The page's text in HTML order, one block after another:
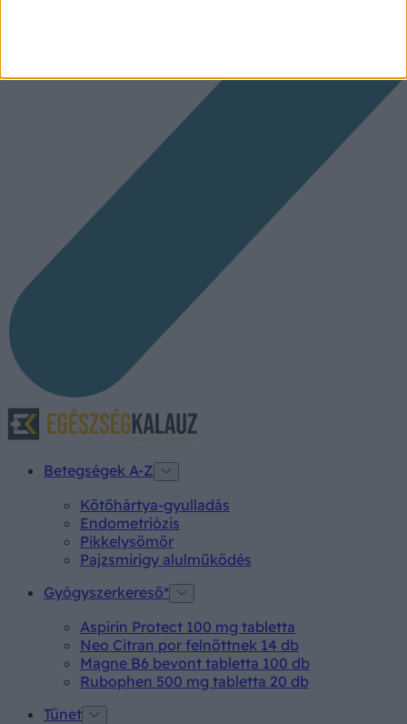
Betegségek A-Z
Kötőhártya-gyulladás
Endometriózis
Pikkelysömör
Pajzsmirigy alulműködés
Gyógyszerkereső*
Aspirin Protect 100 mg tabletta
Neo Citran por felnőttnek 14 db
Magne B6 bevont tabletta 100 db
Rubophen 500 mg tabletta 20 db
Tünet